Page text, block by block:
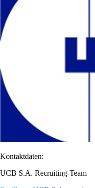
Kontaktdaten:
UCB S.A. Recruiting-Team